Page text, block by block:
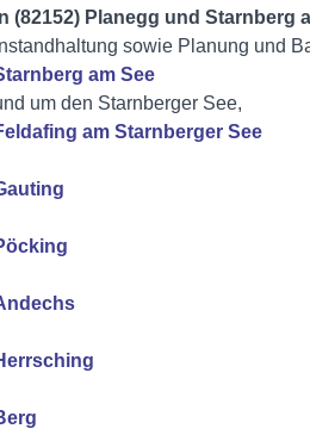
In (82152) Planegg und Starnberg
Instandhaltung sowie Planung und
am See
um den Starnberger See,
am Starnberger See